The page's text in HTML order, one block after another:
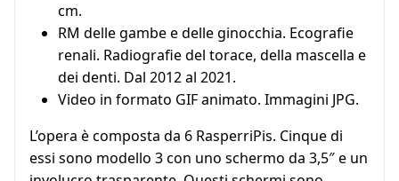
cm.
RM delle gambe e delle ginocchia. Ecografie
renali. Radiografie del torace, della mascella e
dei denti. Dal 2012 al 2021.
Video in formato GIF animato. Immagini JPG.
L’opera è composta da 6 RasperriPis. Cinque di
essi sono modello 3 con uno schermo da 3,5″ e un